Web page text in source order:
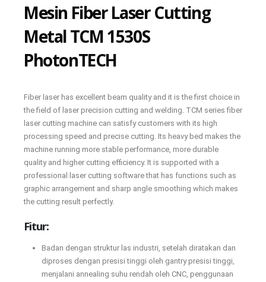
Mesin Fiber Laser Cutting
Metal TCM 1530S
PhotonTECH
Fiber laser has excellent beam quality and it is the first choice in
the field of laser precision cutting and welding. TCM series fiber
laser cutting machine can satisfy customers with its high
processing speed and precise cutting. Its heavy bed makes the
machine running more stable performance, more durable
quality and higher cutting efficiency. It is supported with a
professional laser cutting software that has functions such as
graphic arrangement and sharp angle smoothing which makes
the cutting result perfectly.
Fitur:
Badan dengan struktur las industri, setelah diratakan dan
diproses dengan presisi tinggi oleh gantry presisi tinggi,
menjalani annealing suhu rendah oleh CNC, penggunaan